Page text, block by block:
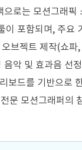
으로는 모션그래픽
이 포함되며, 주요
브젝트 제작(쇼파
음악 및 효과음 선
보드를 기반으로
문 모션그래퍼의